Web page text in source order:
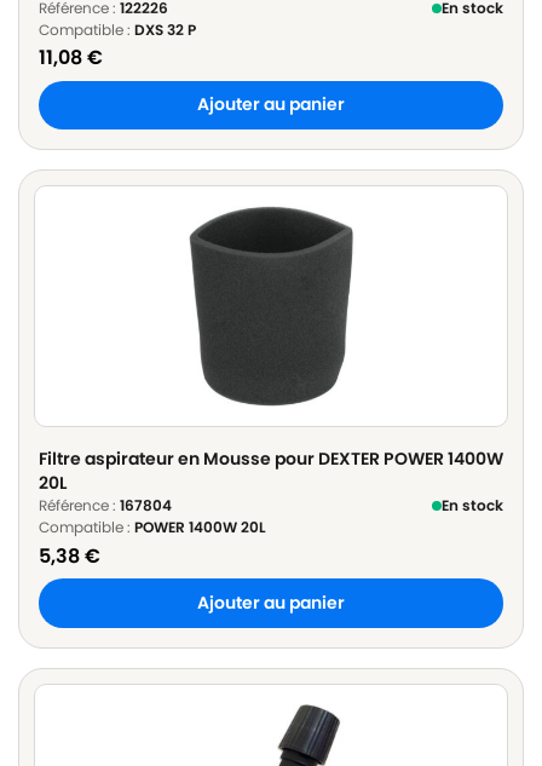
Référence : 122226
En stock
Compatible : DXS 32 P
11,08€
Ajouter au panier
Filtre aspirateur en Mousse pour DEXTER POWER 1400W
20L
Référence : 167804
En stock
Compatible : POWER 1400W 20L
5,38€
Ajouter au panier